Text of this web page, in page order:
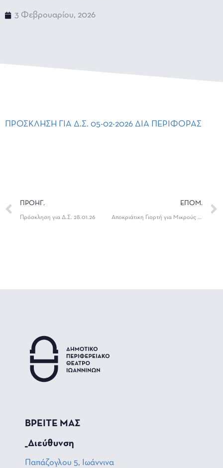
3 Φεβρουαρίου, 2026
ΠΡΟΣΚΛΗΣΗ ΓΙΑ Δ.Σ. 05-02-2026 ΔΙΑ ΠΕΡΙΦΟΡΑΣ
ΠΡΟΗΓ.
Πρόσκληση για Δ.Σ. 28.01.26
ΕΠΟΜ.
Αποκριάτικη Γιορτή για Μικρούς και Μεγάλους
ΒΡΕΙΤΕ ΜΑΣ
_Διεύθυνση
Παπάζογλου 5, Ιωάννινα